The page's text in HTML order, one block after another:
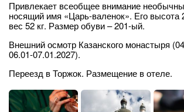
Привлекает всеобщее внимание
носящий имя «Царь-валенок». Его высота
вес 52 кг. Размер обуви – 201-ый.
Внешний осмотр Казанского монастыря
06.01-07.01.2027).
Переезд в Торжок. Размещение в отеле.